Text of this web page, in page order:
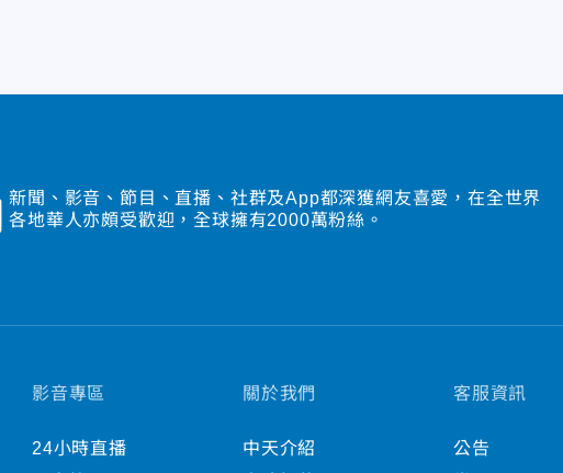
新聞、影音、節目、直播、社群及App都深獲網友喜愛，在全世界
各地華人亦頗受歡迎，全球擁有2000萬粉絲。
影音專區
24小時直播
關於我們
中天介紹
客服資訊
公告